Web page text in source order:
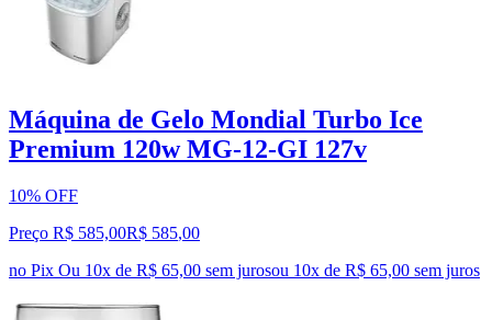
Máquina de Gelo Mondial Turbo Ice
Premium 120w MG-12-GI 127v
10% OFF
Preço R$ 585,00R$ 585,00
no Pix Ou 10x de R$ 65,00 sem jurosou 10x de R$ 65,00 sem juros